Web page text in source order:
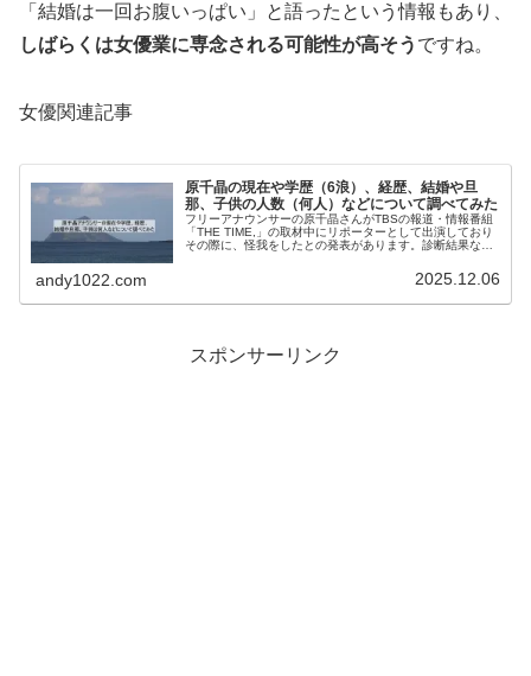
「結婚は一回お腹いっぱい」と語ったという情報もあり、
しばらくは女優業に専念される可能性が高そう ですね。
女優関連記事
原千晶の現在や学歴（6浪）、経歴、結婚や旦
那、子供の人数（何人）などについて調べてみた
フリーアナウンサーの原千晶さんがTBSの報道・情報番組
「THE TIME,」の取材中にリポーターとして出演しており
その際に、怪我をしたとの発表があります。診断結果なの
andy1022.com 2025.12.06
スポンサーリンク